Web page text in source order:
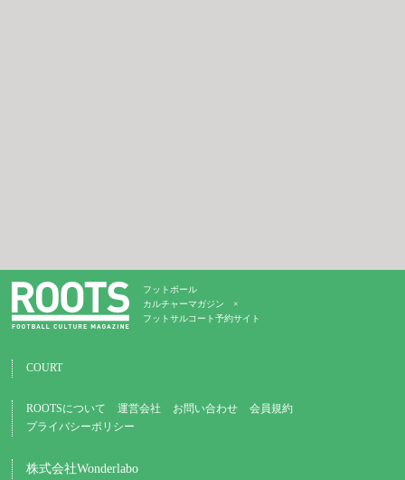
フットボール
カルチャーマガジン ×
フットサルコート予約サイト
COURT
ROOTSについて 運営会社 お問い合わせ
会員規約
プライバシーポリシー
株式会社Wonderlabo